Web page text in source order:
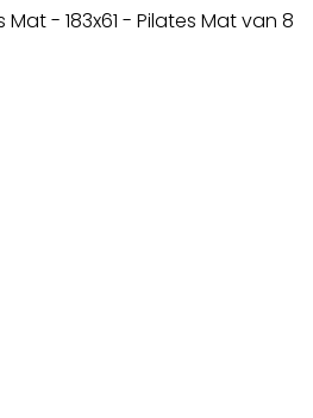
Mat - 183x61 - Pilates Mat van 8